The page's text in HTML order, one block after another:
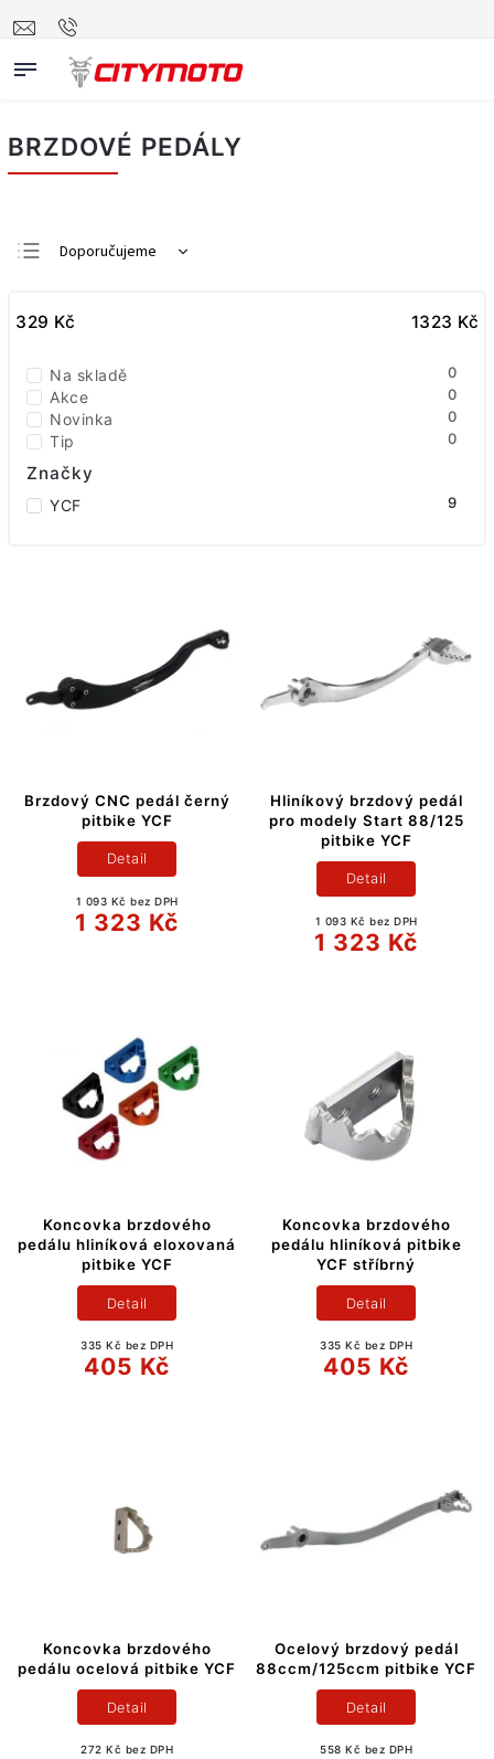
BRZDOVÉ PEDÁLY
Doporučujeme
Nejdražší
Abecedně
329 Kč 1323 Kč
Na skladě 0
Akce 0
Novinka 0
Tip 0
Značky
YCF 9
Brzdový CNC pedál černý
pitbike YCF
1 093 Kč bez DPH
1 323 Kč
Detail
Hliníkový brzdový pedál
pro modely Start 88/125
pitbike YCF
1 093 Kč bez DPH
1 323 Kč
Detail
Koncovka brzdového
pedálu hliníková eloxovaná
pitbike YCF
335 Kč bez DPH
405 Kč
Detail
Koncovka brzdového
pedálu hliníková pitbike
YCF stříbrný
335 Kč bez DPH
405 Kč
Detail
Koncovka brzdového
pedálu ocelová pitbike YCF
272 Kč bez DPH
Detail
Ocelový brzdový pedál
88ccm/125ccm pitbike YCF
558 Kč bez DPH
Detail